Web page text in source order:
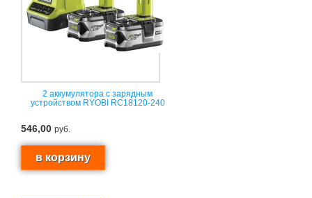
2 аккумулятора с зарядным
устройством RYOBI RC18120-240
546,00 руб.